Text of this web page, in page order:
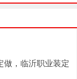
做，临沂职业装定